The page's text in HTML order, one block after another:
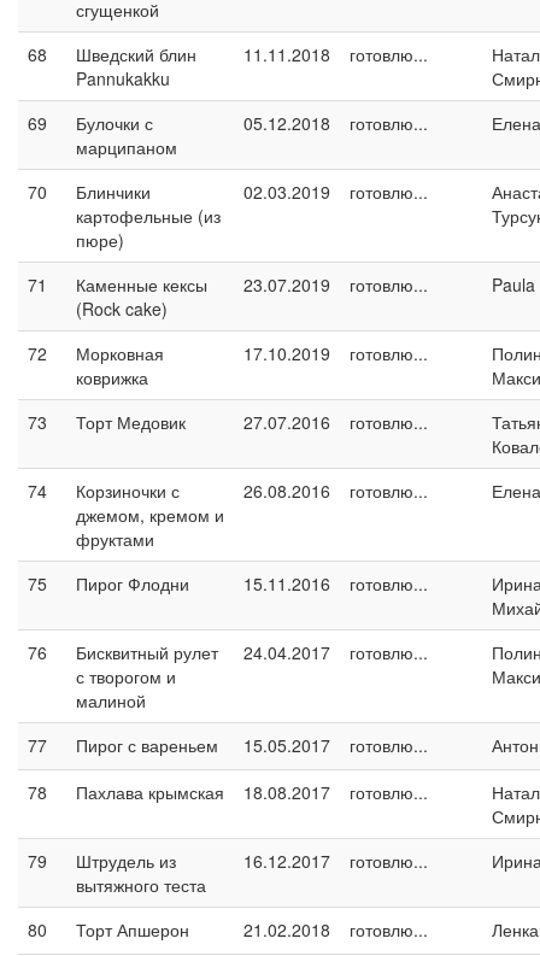
сгущенкой
68
Шведский блин
Pannukakku
11.11.2018 готовлю...
69
Булочки с
марципаном
05.12.2018 готовлю...
70
Блинчики
картофельные (из
пюре)
02.03.2019 готовлю...
71
Каменные кексы
(Rock cake)
23.07.2019 готовлю... Paula
72
Морковная
коврижка
17.10.2019 готовлю...
73
Торт Медовик 27.07.2016 готовлю...
74
Корзиночки с
джемом, кремом и
фруктами
26.08.2016 готовлю... Елена
75 Пирог Флодни 15.11.2016 готовлю...
76
Бисквитный рулет
с творогом и
малиной
24.04.2017 готовлю...
77 Пирог с вареньем 15.05.2017 готовлю...
78
Пахлава крымская 18.08.2017 готовлю...
79
Штрудель из
вытяжного теста
16.12.2017 готовлю...
80 Торт Апшерон 21.02.2018 готовлю...